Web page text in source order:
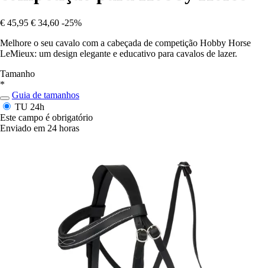
€ 45,95 € 34,60 -25%
Melhore o seu cavalo com a cabeçada de competição Hobby Horse
LeMieux: um design elegante e educativo para cavalos de lazer.
Tamanho
*
Guia de tamanhos
TU 24h
Este campo é obrigatório
Enviado em 24 horas